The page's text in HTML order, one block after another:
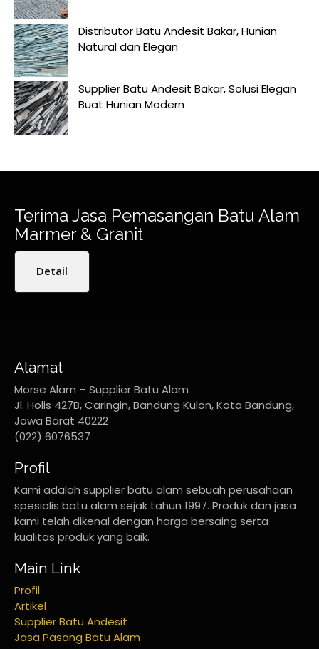
Distributor Batu Andesit Bakar, Hunian
Natural dan Elegan
Supplier Batu Andesit Bakar, Solusi Elegan
Buat Hunian Modern
Terima Jasa Pemasangan Batu Alam
Marmer & Granit
Detail
Alamat
Morse Alam – Supplier Batu Alam
Jl. Holis 427B, Caringin, Bandung Kulon, Kota Bandung,
Jawa Barat 40222
(022) 6076537
Profil
Kami adalah supplier batu alam sebuah perusahaan
spesialis batu alam sejak tahun 1997. Produk dan jasa
kami telah dikenal dengan harga bersaing serta
kualitas produk yang baik.
Main Link
Profil
Artikel
Supplier Batu Andesit
Jasa Pasang Batu Alam